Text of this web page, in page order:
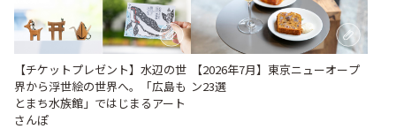
【チケットプレゼント】水辺の世
界から浮世絵の世界へ。「広島も
とまち水族館」ではじまるアート
さんぽ
【2026年7月】東京ニューオープ
ン23選